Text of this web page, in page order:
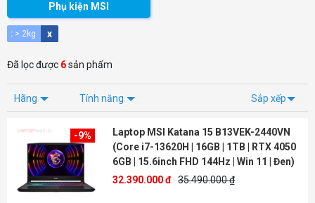
Phụ kiện MSI
: > 2kg x
Đã lọc được 6sản phẩm
Hãng Tính năng Sắp xếp
-9%
Laptop MSI Katana 15 B13VEK-2440VN
(Core i7-13620H | 16GB | 1TB | RTX 4050
6GB | 15.6inch FHD 144Hz | Win 11 | Đen)
32.390.000 đ 35.490.000 ₫